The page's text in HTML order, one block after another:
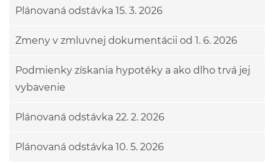
Plánovaná odstávka 15. 3. 2026
Zmeny v zmluvnej dokumentácii od 1. 6. 2026
Podmienky získania hypotéky a ako dlho trvá jej
vybavenie
Plánovaná odstávka 22. 2. 2026
Plánovaná odstávka 10. 5. 2026